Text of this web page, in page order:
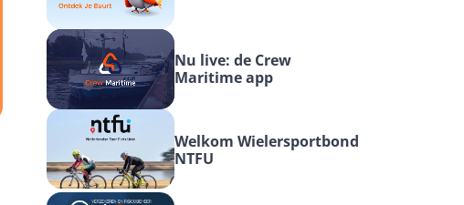
Nu live: de Crew
Maritime app
Welkom Wielersportbond
NTFU